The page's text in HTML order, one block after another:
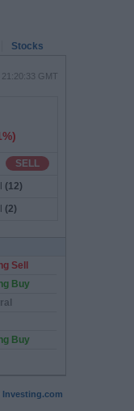
Investing.com